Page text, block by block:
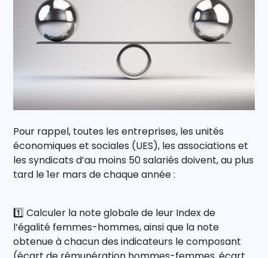
Pour rappel, toutes les entreprises, les unités
économiques et sociales (UES), les associations et
les syndicats d’au moins 50 salariés doivent, au plus
tard le 1er mars de chaque année :
1️⃣ Calculer la note globale de leur Index de
l’égalité femmes-hommes, ainsi que la note
obtenue à chacun des indicateurs le composant